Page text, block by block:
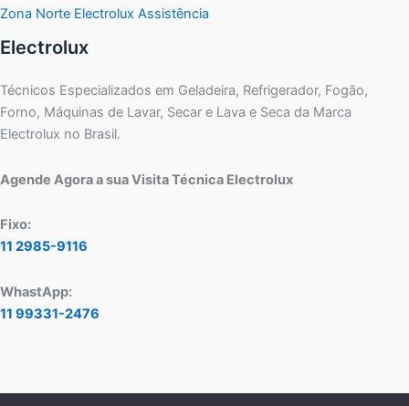
Zona Norte Electrolux Assistência
Electrolux
Técnicos Especializados em Geladeira, Refrigerador, Fogão,
Forno, Máquinas de Lavar, Secar e Lava e Seca da Marca
Electrolux no Brasil.
Agende Agora a sua Visita Técnica Electrolux
Fixo:
11 2985-9116
WhastApp:
11 99331-2476